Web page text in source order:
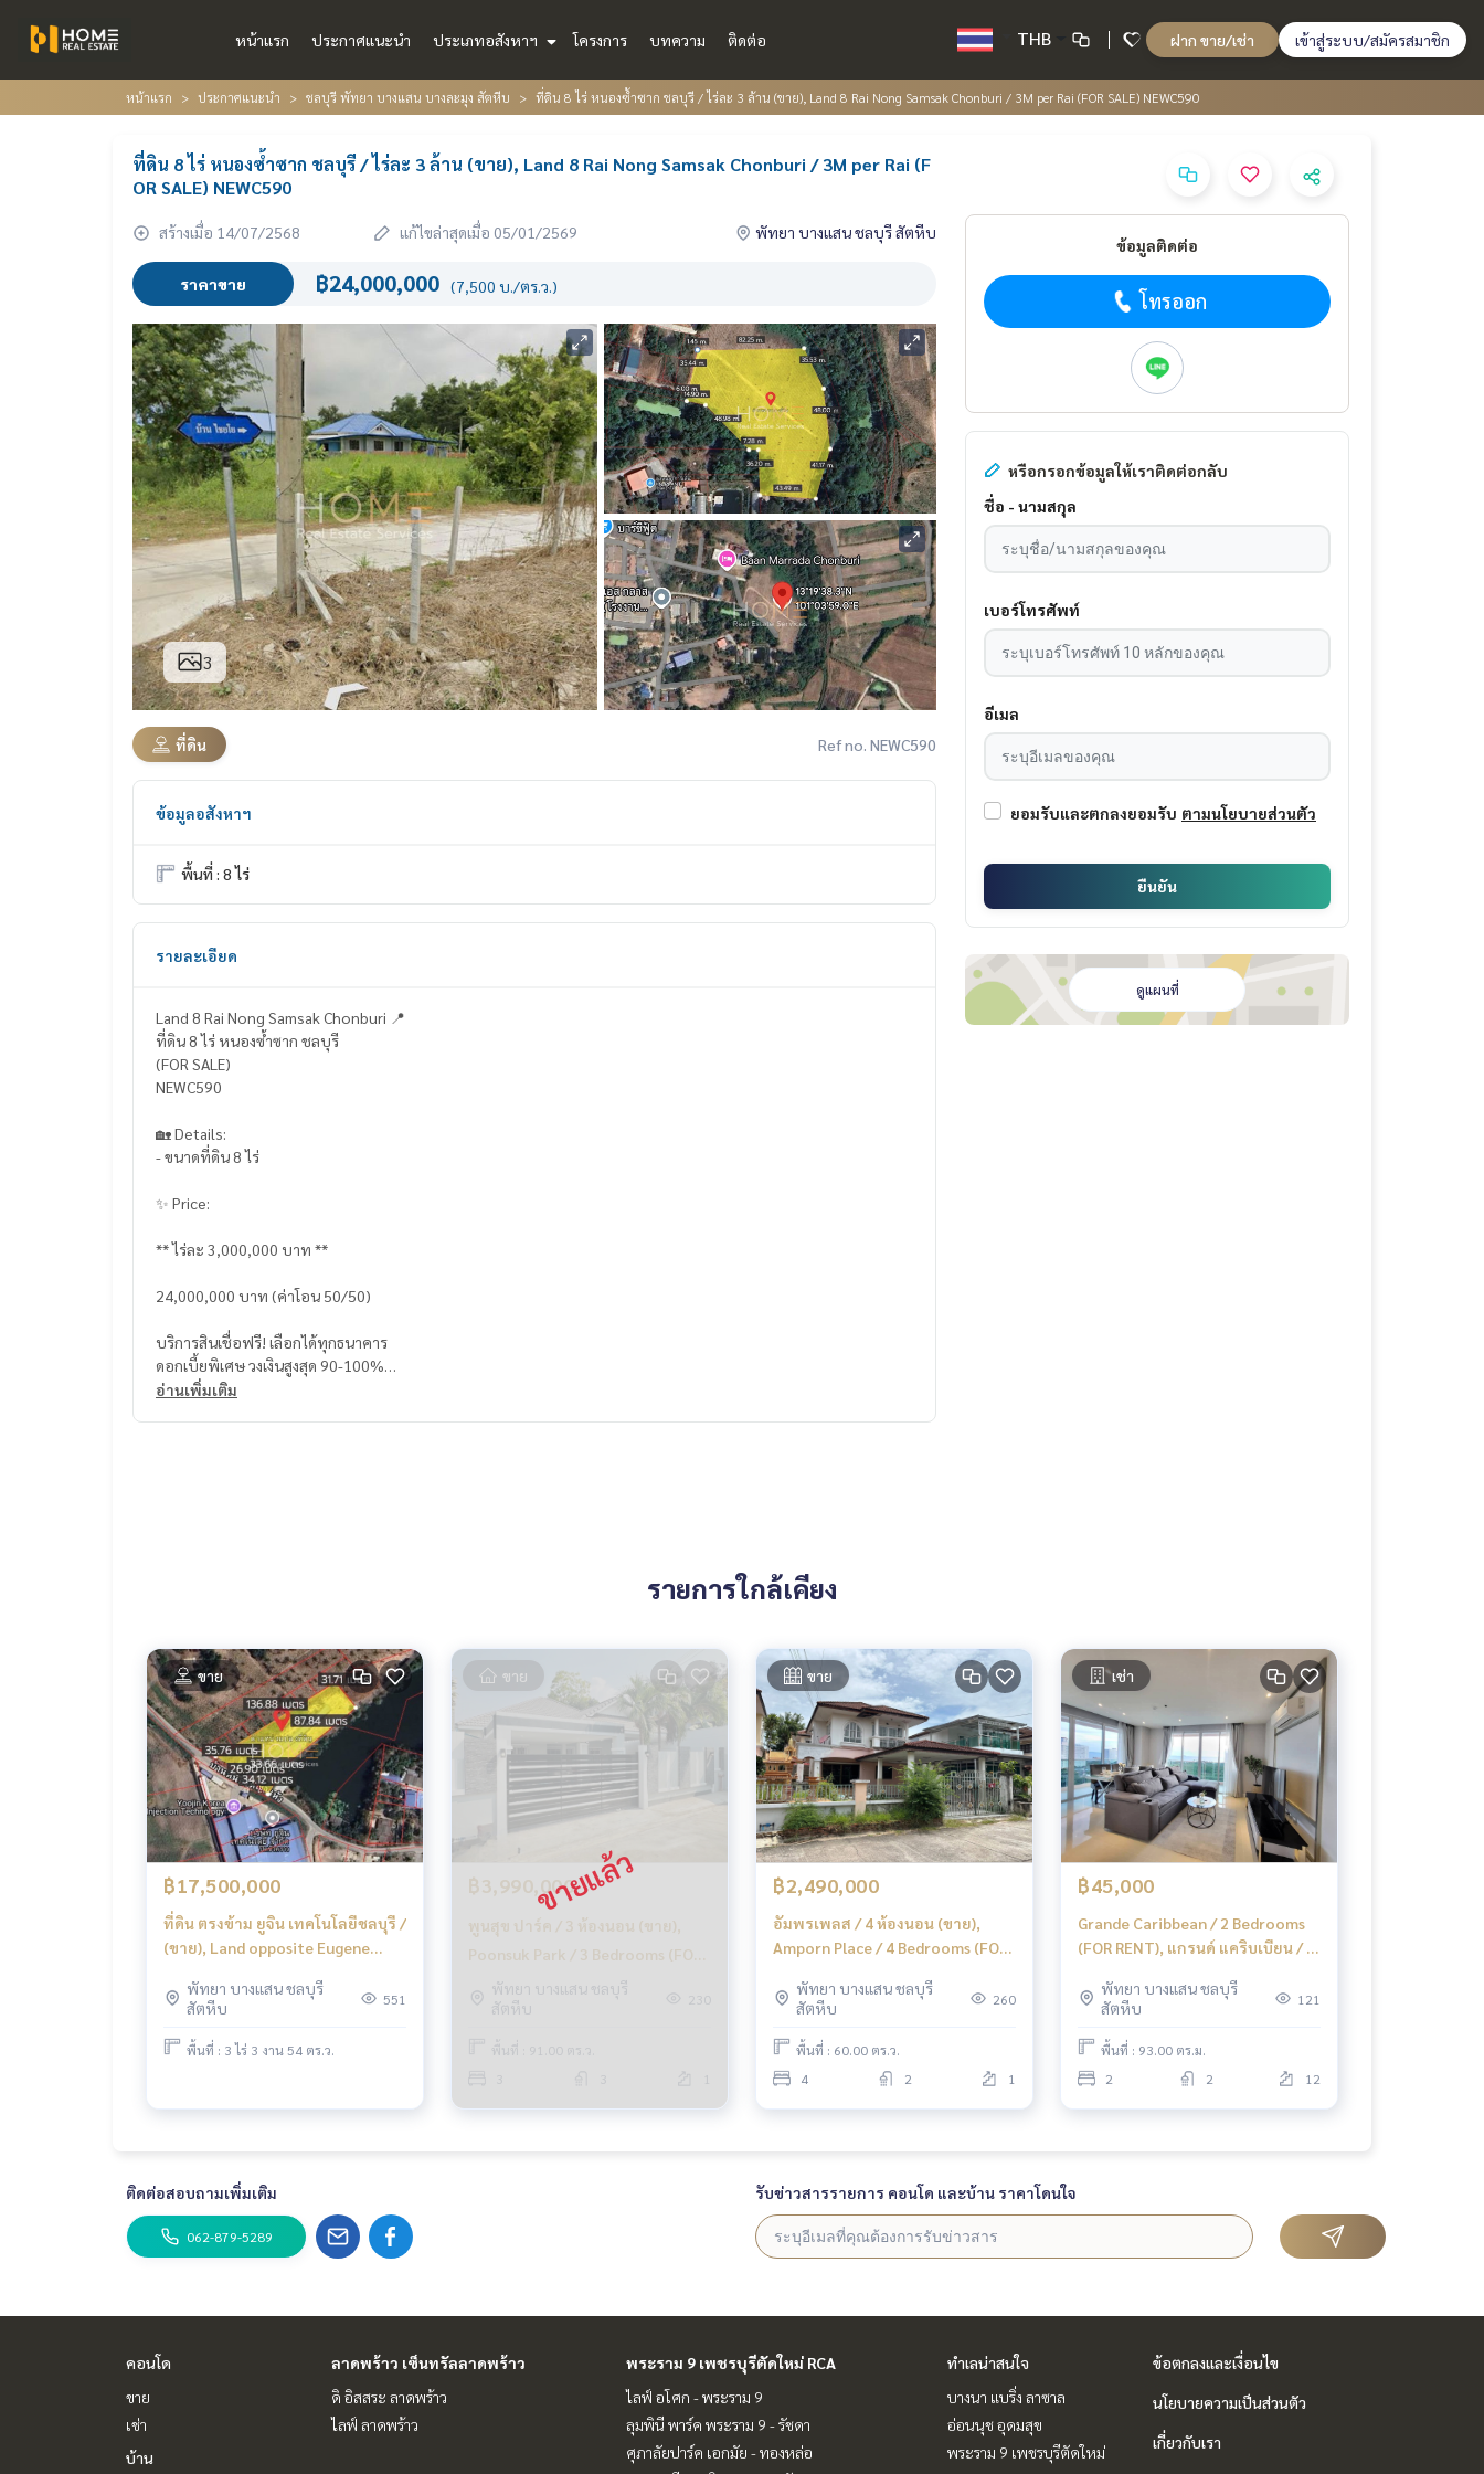
หน้าแรก ประกาศแนะนำ ประเภทอสังหาฯ โครงการ บทความ ติดต่อ THB ฝาก ขาย/เช่า เข้าสู่ระบบ/สมัครสมาชิก
หน้าแรก ประกาศแนะนำ ชลบุรี พัทยา บางแสน บางละมุง สัตหีบ ที่ดิน 8 ไร่ หนองซ้ำซาก ชลบุรี / ไร่ละ 3 ล้าน (ขาย), Land 8 Rai Nong Samsak Chonburi / 3M per Rai (FOR SALE) NEWC590
ที่ดิน 8 ไร่ หนองซ้ำซาก ชลบุรี / ไร่ละ 3 ล้าน (ขาย), Land 8 Rai Nong Samsak Chonburi / 3M per Rai (F
OR SALE) NEWC590
สร้างเมื่อ 14/07/2568 แก้ไขล่าสุดเมื่อ 05/01/2569 พัทยา บางแสน ชลบุรี สัตหีบ
ราคาขาย ฿24,000,000 (7,500 บ./ตร.ว.)
3
ที่ดิน Ref no. NEWC590
ข้อมูลอสังหาฯ
พื้นที่ : 8 ไร่
รายละเอียด
Land 8 Rai Nong Samsak Chonburi 📍
ที่ดิน 8 ไร่ หนองซ้ำซาก ชลบุรี
(FOR SALE)
NEWC590
🏡 Details:
- ขนาดที่ดิน 8 ไร่
✨ Price:
** ไร่ละ 3,000,000 บาท **
24,000,000 บาท (ค่าโอน 50/50)
บริการสินเชื่อฟรี! เลือกได้ทุกธนาคาร
ดอกเบี้ยพิเศษ วงเงินสูงสุด 90-100%
📲 Follow us:
www.homerealestateservices.co.th
“HOME - Real Estate Services”
Facebook | IG | TikTok | YouTube
#HOMEREALESTATESERVICES
#นายหน้าที่จริงใจ #รับฝากขายอสังหา
อ่านเพิ่มเติม
ข้อมูลติดต่อ
โทรออก
หรือกรอกข้อมูลให้เราติดต่อกลับ
ชื่อ - นามสกุล
เบอร์โทรศัพท์
อีเมล
ยอมรับและตกลงยอมรับ ตามนโยบายส่วนตัว
ยืนยัน
ดูแผนที่
รายการใกล้เคียง
ขาย
฿17,500,000
ที่ดิน ตรงข้าม ยูจิน เทคโนโลยีชลบุรี /
(ขาย), Land opposite Eugene
NEWC273
พัทยา บางแสน ชลบุรี
สัตหีบ
551
พื้นที่ : 3 ไร่ 3 งาน 54 ตร.ว.
ขาย
฿3,990,000
พูนสุข ปาร์ค / 3 ห้องนอน (ขาย),
Poonsuk Park / 3 Bedrooms (FOR
SALE) BEWN047
พัทยา บางแสน ชลบุรี
สัตหีบ
230
พื้นที่ : 91.00 ตร.ว.
ขาย
฿2,490,000
อัมพรเพลส / 4 ห้องนอน (ขาย),
Amporn Place / 4 Bedrooms (FOR
พัทยา บางแสน ชลบุรี
สัตหีบ
260
พื้นที่ : 60.00 ตร.ว.
4
2 1
เช่า
฿45,000
Grande Caribbean / 2 Bedrooms
(FOR RENT), แกรนด์ แคริบเบียน / 2
พัทยา บางแสน ชลบุรี
สัตหีบ
121
พื้นที่ : 93.00 ตร.ม.
2
2 12
ติดต่อสอบถามเพิ่มเติม
062-879-5289
รับข่าวสารรายการ คอนโด และบ้าน ราคาโดนใจ
คอนโด
ขาย
เช่า
บ้าน
ลาดพร้าว เซ็นทรัลลาดพร้าว
ดิ อิสสระ ลาดพร้าว
ไลฟ์ ลาดพร้าว
พระราม 9 เพชรบุรีตัดใหม่ RCA
ไลฟ์ อโศก - พระราม 9
ลุมพินี พาร์ค พระราม 9 - รัชดา
ศุภาลัยปาร์ค เอกมัย - ทองหล่อ
ทำเลน่าสนใจ
บางนา แบริ่ง ลาซาล
อ่อนนุช อุดมสุข
พระราม 9 เพชรบุรีตัดใหม่
ข้อตกลงและเงื่อนไข
นโยบายความเป็นส่วนตัว
เกี่ยวกับเรา